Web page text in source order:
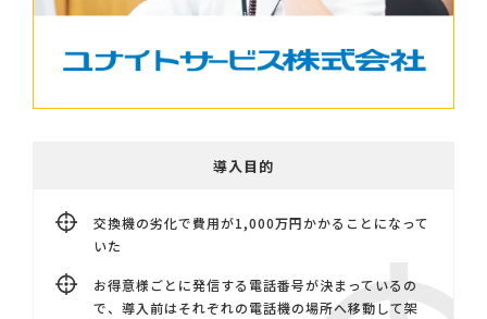
導入目的
交換機の劣化で費用が1,000万円かかることになって
いた
お得意様ごとに発信する電話番号が決まっているの
で、導入前はそれぞれの電話機の場所へ移動して架